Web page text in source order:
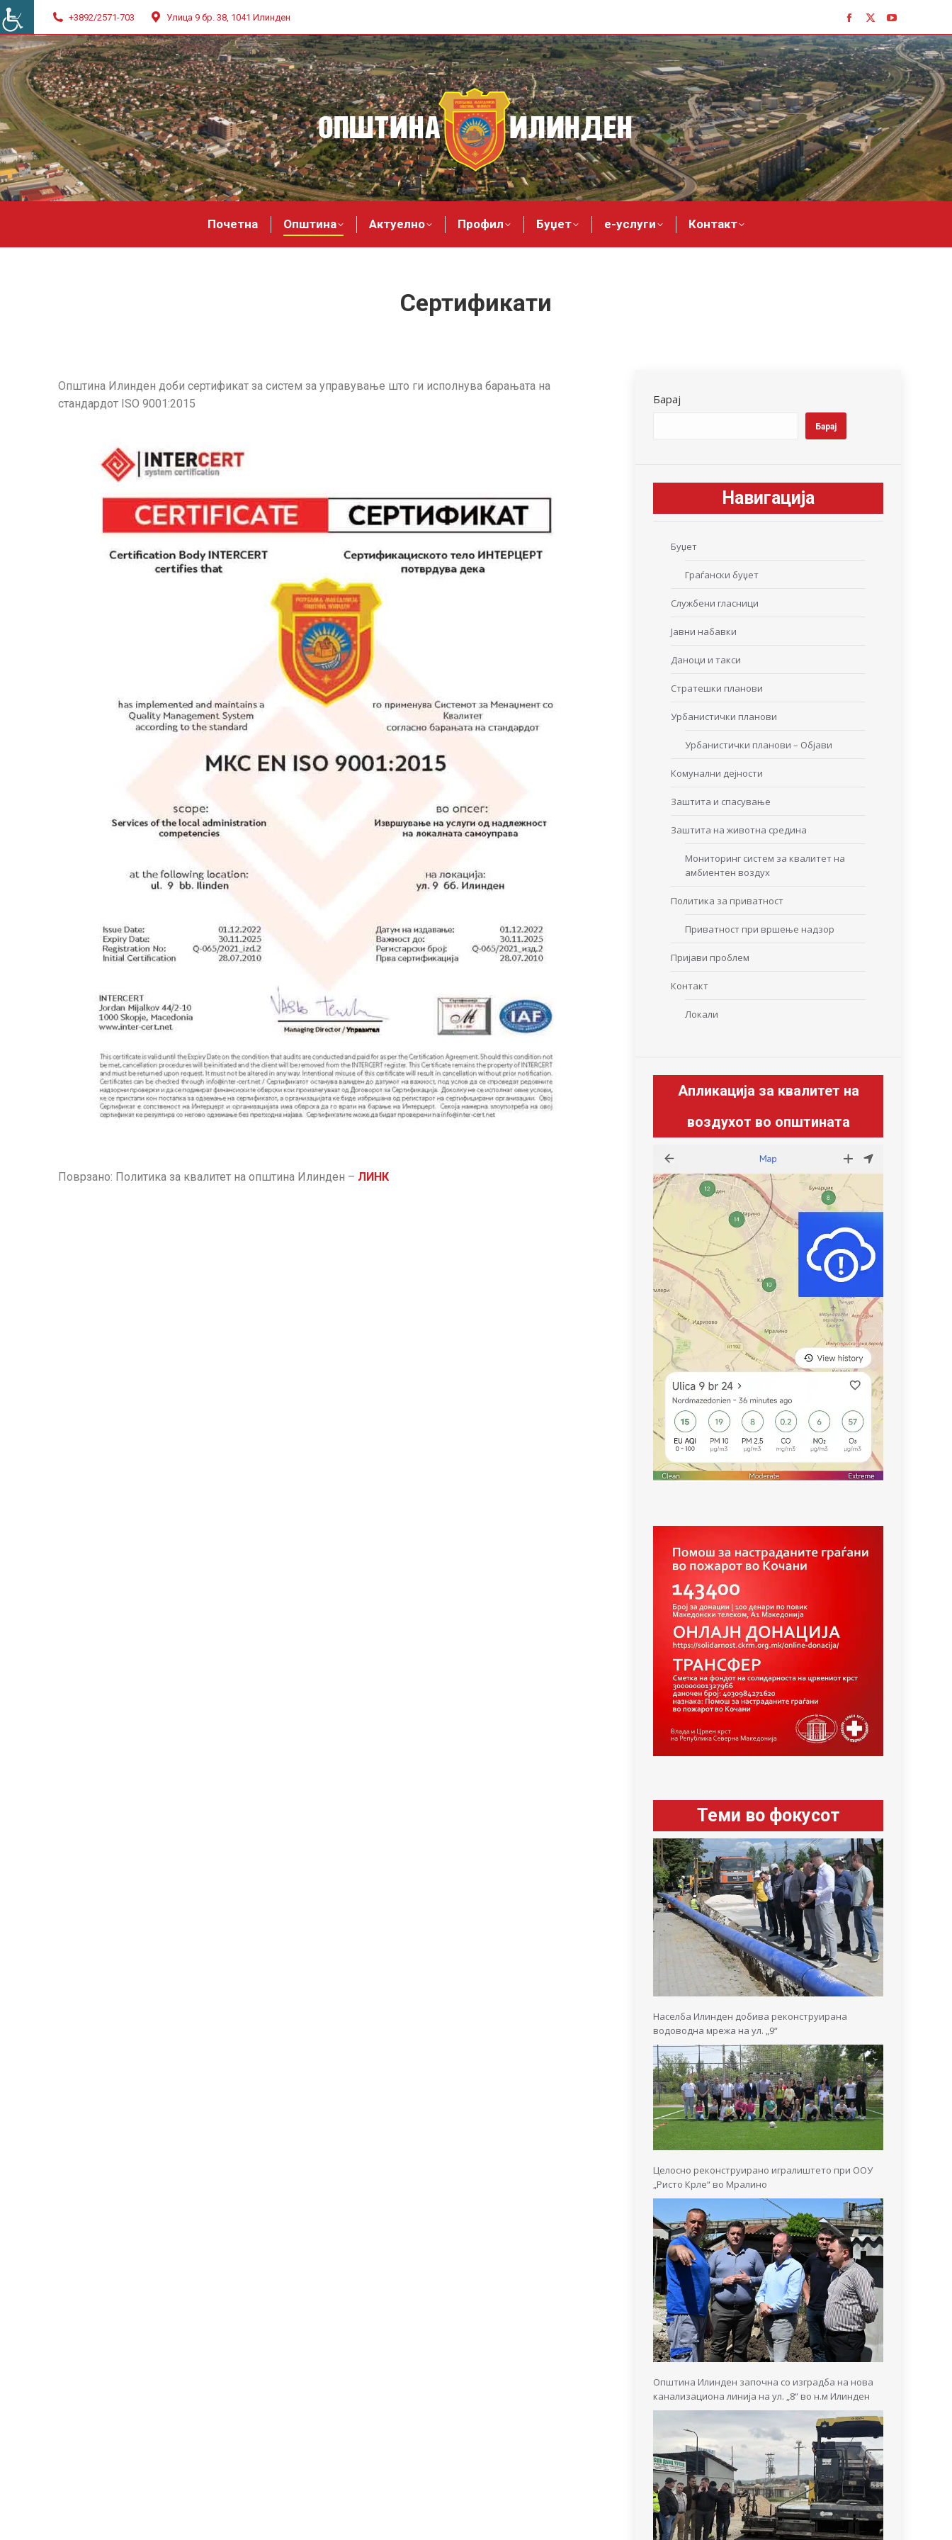
+3892/2571-703 Улица 9 бр. 38, 1041 Илинден
Почетна Општина Актуелно Профил Буџет е-услуги Контакт
Сертификати
Општина Илинден доби сертификат за систем за управување што ги исполнува барањата на
стандардот ISO 9001:2015
Поврзано: Политика за квалитет на општина Илинден – ЛИНК
Барај
Барај
Навигација
Буџет
Граѓански буџет
Службени гласници
Јавни набавки
Даноци и такси
Стратешки планови
Урбанистички планови
Урбанистички планови – Објави
Комунални дејности
Заштита и спасување
Заштита на животна средина
Мониторинг систем за квалитет на
амбиентен воздух
Политика за приватност
Приватност при вршење надзор
Пријави проблем
Контакт
Локали
Апликација за квалитет на
воздухот во општината
Теми во фокусот
Населба Илинден добива реконструирана
водоводна мрежа на ул. „9“
Целосно реконструирано игралиштето при ООУ
„Ристо Крле“ во Мралино
Општина Илинден започна со изградба на нова
канализациона линија на ул. „8“ во н.м Илинден